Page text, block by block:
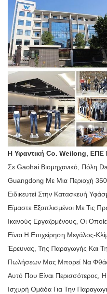
Η Υφαντική Co. Weilong, ΕΠΕ
Σε Gaohai Βιομηχανικό, Πόλη
Guangdong Με Μια Περιοχή
Ειδικευτεί Στην Κατασκευή
Είμαστε Εξοπλισμένοι Με Τις
Ικανούς Εργαζομένους, Οι
Είναι Η Επιχείρηση Μεγάλος-
Έρευνας, Της Παραγωγής Και
Πωλήσεων Μας Μπορεί Να
Αυτό Που Είναι Περισσότερος,
Ισχυρή Ομάδα Για Την